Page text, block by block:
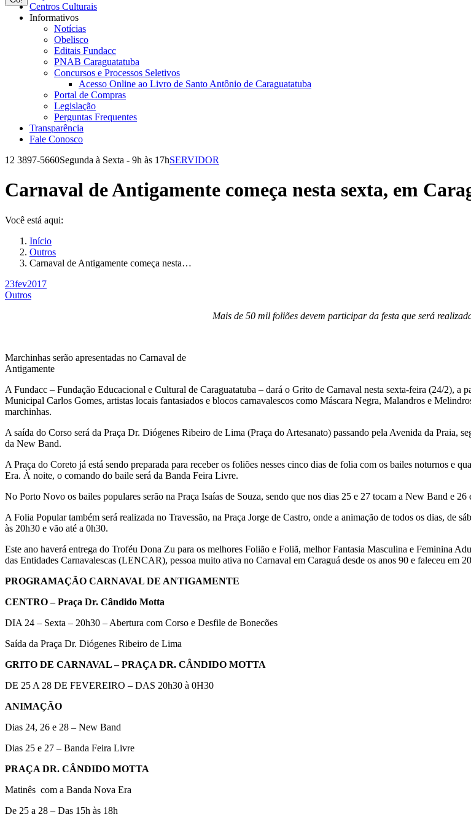
Centros Culturais
Informativos
Notícias
Obelisco
Editais Fundacc
PNAB Caraguatatuba
Concursos e Processos Seletivos
Acesso Online ao Livro de Santo Antônio de Caraguatatuba
Portal de Compras
Legislação
Perguntas Frequentes
Transparência
Fale Conosco
12 3897-5660Segunda à Sexta - 9h às 17hSERVIDOR
page
opens
new
window
page
opens
new
window
page
opens
new
window
Carnaval de Antigamente começa nesta sexta, em
Você está aqui:
Início
Outros
Carnaval de Antigamente começa nesta…
23fev2017
Outros
Mais de 50 mil foliões devem participar da festa que será
Marchinhas serão apresentadas no Carnaval de
Antigamente
A Fundacc – Fundação Educacional e Cultural de Caraguatatuba – dará o Grito de Carnaval nesta sexta-feira (24/2),
Municipal Carlos Gomes, artistas locais fantasiados e blocos carnavalescos como Máscara Negra, Malandros e
marchinhas.
A saída do Corso será da Praça Dr. Diógenes Ribeiro de Lima (Praça do Artesanato) passando pela Avenida da Praia,
da New Band.
A Praça do Coreto já está sendo preparada para receber os foliões nesses cinco dias de folia com os bailes noturnos e
Era. À noite, o comando do baile será da Banda Feira Livre.
No Porto Novo os bailes populares serão na Praça Isaías de Souza, sendo que nos dias 25 e 27 tocam a New Band e
A Folia Popular também será realizada no Travessão, na Praça Jorge de Castro, onde a animação de todos os dias, de
às 20h30 e vão até a 0h30.
Este ano haverá entrega do Troféu Dona Zu para os melhores Folião e Foliã, melhor Fantasia Masculina e Feminina
das Entidades Carnavalescas (LENCAR), pessoa muito ativa no Carnaval em Caraguá desde os anos 90 e faleceu em
PROGRAMAÇÃO CARNAVAL DE ANTIGAMENTE
CENTRO – Praça Dr. Cândido Motta
DIA 24 – Sexta – 20h30 – Abertura com Corso e Desfile de Bonecões
Saída da Praça Dr. Diógenes Ribeiro de Lima
GRITO DE CARNAVAL – PRAÇA DR. CÂNDIDO MOTTA
DE 25 A 28 DE FEVEREIRO – DAS 20h30 à 0H30
ANIMAÇÃO
Dias 24, 26 e 28 – New Band
Dias 25 e 27 – Banda Feira Livre
PRAÇA DR. CÂNDIDO MOTTA
Matinês com a Banda Nova Era
De 25 a 28 – Das 15h às 18h